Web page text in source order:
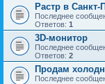
Растр в Санкт-
Последнее
Ответов: 1
3D-монитор
Последнее
Ответов: 2
Продам
Последнее